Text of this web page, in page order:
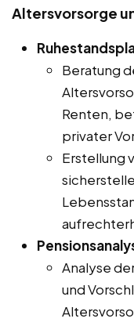
Altersvorsorge
Beratung
Renten,
privater
Erstellung
Analyse
und